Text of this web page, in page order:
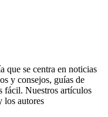
que se centra en noticias
y consejos, guías de
fácil. Nuestros artículos
los autores